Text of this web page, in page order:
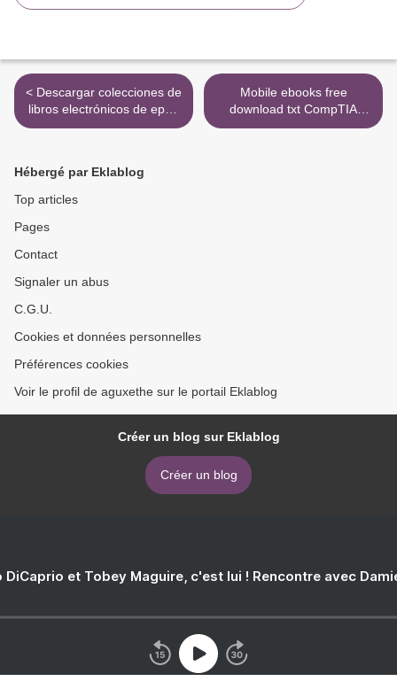
< Descargar colecciones de
libros electrónicos de epub
EL PEQUEÑO LIBRO DE
ESTAR R ELAJADO,
DESPIERTO Y CREATIVO
PATRIZIA COLLARD
Mobile ebooks free
download txt CompTIA
Linux+ Study Guide: Exam
Hébergé par Eklablog
Top articles
Pages
Contact
Signaler un abus
C.G.U.
Cookies et données personnelles
Préférences cookies
Voir le profil de aguxethe sur le portail Eklablog
Créer un blog sur Eklablog
Créer un blog
DiCaprio et Tobey Maguire, c'est lui ! Rencontre avec